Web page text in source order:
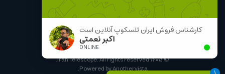
کارشناس فروش ایران تلسکوپ آنلاین است
اکبر نعمتی
ONLINE
©۱۴۰۵Iran Telescope. All rights reserved.
Powered byAnothervista
.